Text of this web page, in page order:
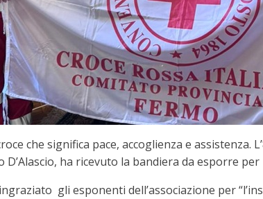
che significa pace, accoglienza e
D’Alascio, ha ricevuto la bandiera da esporre
gli esponenti dell’associazione per